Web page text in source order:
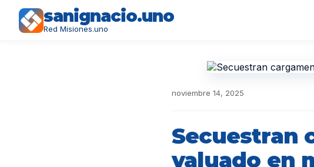
sanignacio.uno
Red Misiones.uno
noviembre 14, 2025
Secuestran
valuado en